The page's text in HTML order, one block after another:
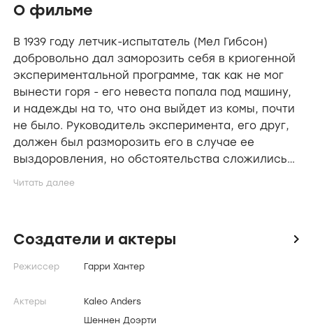
О фильме
В 1939 году летчик-испытатель (Мел Гибсон)
добровольно дал заморозить себя в криогенной
экспериментальной программе, так как не мог
вынести горя - его невеста попала под машину,
и надежды на то, что она выйдет из комы, почти
не было. Руководитель эксперимента, его друг,
должен был разморозить его в случае ее
выздоровления, но обстоятельства сложились
героя, который затем нашел ребятишек и
Создатели и актеры icon
Режиссер Гарри Хантер
Актеры
Kaleo Anders
Шеннен Доэрти